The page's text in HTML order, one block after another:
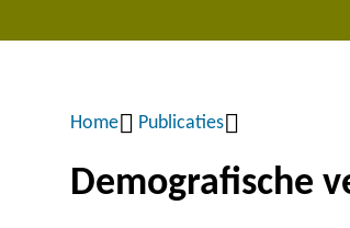
Kruimelpad
Home Publicaties
Demografische